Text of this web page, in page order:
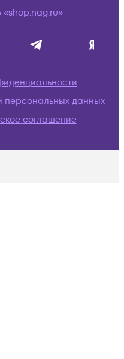
«shop.nag.ru»
персональных данных
соглашение